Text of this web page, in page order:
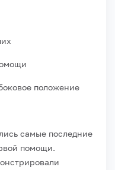
положение
самые последние
помощи.